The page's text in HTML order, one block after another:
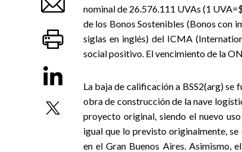
nominal de 26.576.111 UVAs (1
de los Bonos Sostenibles (Bonos con
siglas en inglés) del ICMA
social positivo. El vencimiento de la
La baja de calificación a BSS2(arg) se
obra de construcción de la nave
proyecto original, siendo el nuevo
igual que lo previsto originalmente,
en el Gran Buenos Aires. Asimismo,